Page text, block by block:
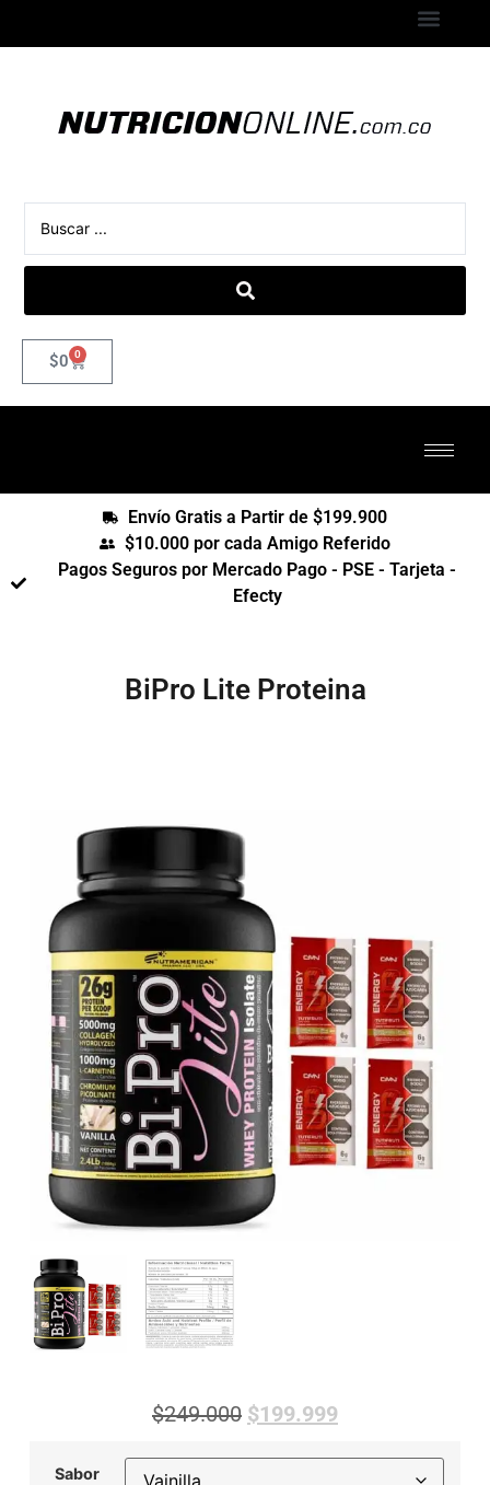
$0 0
Envío Gratis a Partir de $199.900
$10.000 por cada Amigo Referido
Pagos Seguros por Mercado Pago - PSE - Tarjeta -
Efecty
BiPro Lite Proteina
$249.000 $199.999
Sabor